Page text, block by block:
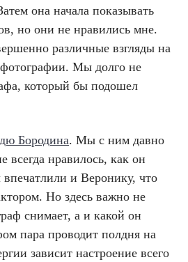
она начала показывать
но они не нравились мне.
различные взгляды на
фотографии. Мы долго не
который бы подошел
Бородина. Мы с ним давно
всегда нравилось, как он
и Веронику, что
Но здесь важно не
снимает, а и какой он
пара проводит полдня на
зависит настроение всего